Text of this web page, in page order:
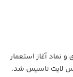
و نماد آغاز استعمار
فرانسیس لایت تاسیس شد.